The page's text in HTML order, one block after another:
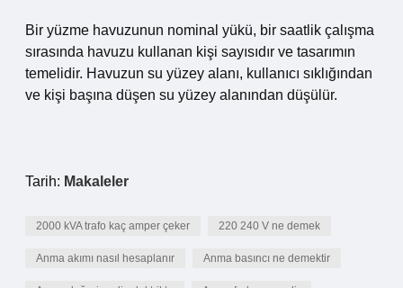
Bir yüzme havuzunun nominal yükü, bir saatlik çalışma
sırasında havuzu kullanan kişi sayısıdır ve tasarımın
temelidir. Havuzun su yüzey alanı, kullanıcı sıklığından
ve kişi başına düşen su yüzey alanından düşülür.
Tarih: Makaleler
2000 kVA trafo kaç amper çeker 220 240 V ne demek
Anma akımı nasıl hesaplanır Anma basıncı ne demektir